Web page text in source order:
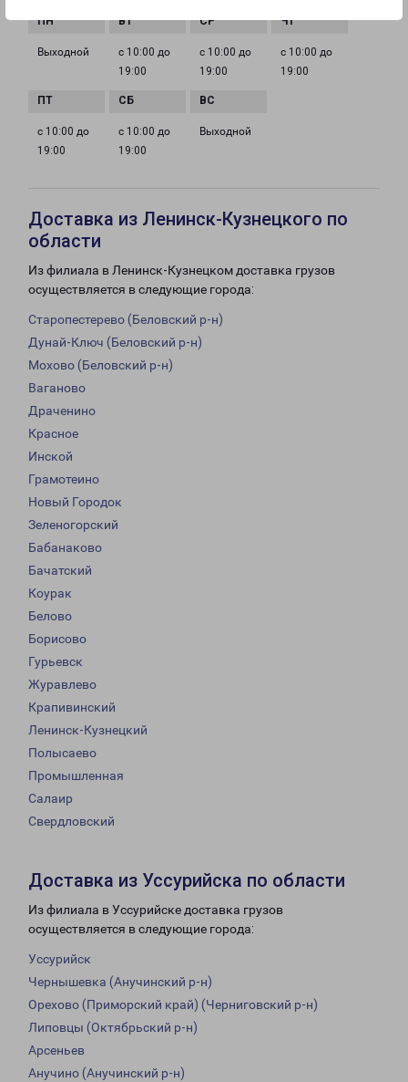
Выходной
с 10:00 до
19:00
с 10:00 до
19:00
с 10:00 до
19:00
с 10:00 до
19:00
с 10:00 до
19:00
Выходной
Доставка из Ленинск-Кузнецкого по
области
Из филиала в Ленинск-Кузнецком доставка грузов
осуществляется в следующие города:
Старопестерево (Беловский р-н)
Дунай-Ключ (Беловский р-н)
Мохово (Беловский р-н)
Ваганово
Драченино
Красное
Инской
Грамотеино
Новый Городок
Зеленогорский
Бабанаково
Бачатский
Коурак
Белово
Борисово
Гурьевск
Журавлево
Крапивинский
Ленинск-Кузнецкий
Полысаево
Промышленная
Салаир
Свердловский
Доставка из Уссурийска по области
Из филиала в Уссурийске доставка грузов
осуществляется в следующие города:
Уссурийск
Чернышевка (Анучинский р-н)
Орехово (Приморский край) (Черниговский р-н)
Липовцы (Октябрьский р-н)
Арсеньев
Анучино (Анучинский р-н)